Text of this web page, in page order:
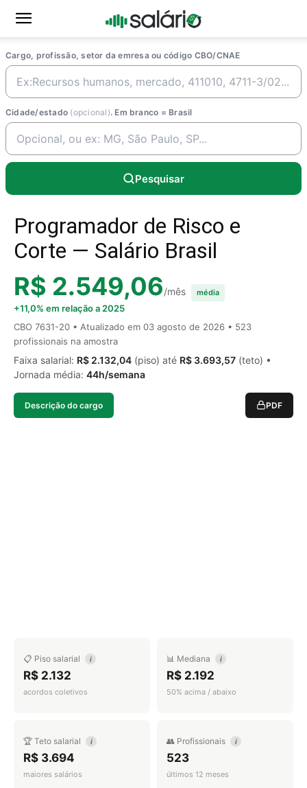
Cargo, profissão, setor da emresa ou código CBO/CNAE
Cidade/estado (opcional). Em branco = Brasil
Pesquisar
Programador de Risco e
Corte — Salário Brasil
R$ 2.549,06/mês média
+11,0% em relação a 2025
CBO 7631-20 • Atualizado em 03 agosto de 2026 • 523
profissionais na amostra
Faixa salarial: R$ 2.132,04 (piso) até R$ 3.693,57 (teto) •
Jornada média: 44h/semana
Descrição do cargo PDF
📋 Piso salarial i
R$ 2.132
acordos coletivos
📊 Mediana i
R$ 2.192
50% acima / abaixo
🏆 Teto salarial i
R$ 3.694
maiores salários
👥 Profissionais i
523
últimos 12 meses